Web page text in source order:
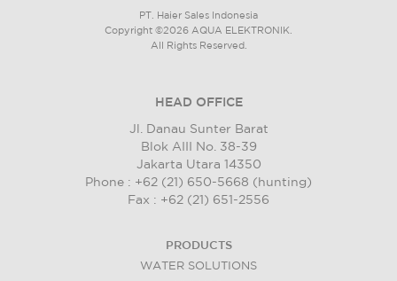
PT. Haier Sales Indonesia
Copyright ©2026 AQUA ELEKTRONIK.
All Rights Reserved.
HEAD OFFICE
Jl. Danau Sunter Barat
Blok AIII No. 38-39
Jakarta Utara 14350
Phone : +62 (21) 650-5668 (hunting)
Fax : +62 (21) 651-2556
PRODUCTS
WATER SOLUTIONS